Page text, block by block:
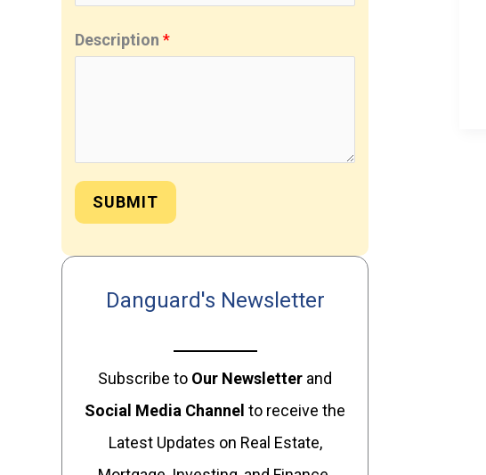
Description*
SUBMIT
Danguard's Newsletter
Subscribe to Our Newsletter and
Social Media Channel to receive the
Latest Updates on Real Estate,